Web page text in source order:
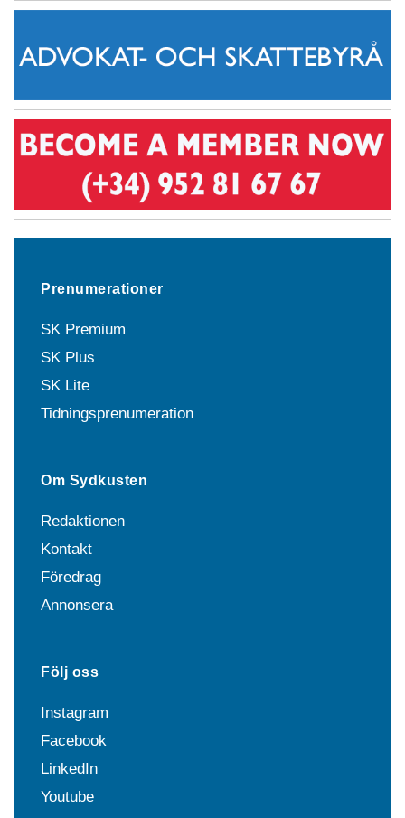
Prenumerationer
SK Premium
SK Plus
SK Lite
Tidningsprenumeration
Om Sydkusten
Redaktionen
Kontakt
Föredrag
Annonsera
Följ oss
Instagram
Facebook
LinkedIn
Youtube